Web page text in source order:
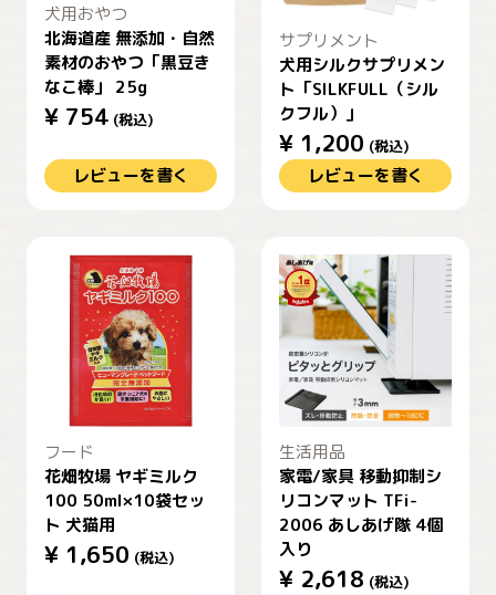
犬用おやつ
北海道産 無添加・自然
素材のおやつ「黒豆き
なこ棒」 25g
¥ 754 (税込)
レビューを書く
サプリメント
犬用シルクサプリメン
ト「SILKFULL（シル
クフル）」
¥ 1,200 (税込)
レビューを書く
フード
花畑牧場 ヤギミルク
100 50ml×10袋セッ
ト 犬猫用
¥ 1,650 (税込)
生活用品
家電/家具 移動抑制シ
リコンマット TFi-
2006 あしあげ隊 4個
入り
¥ 2,618 (税込)